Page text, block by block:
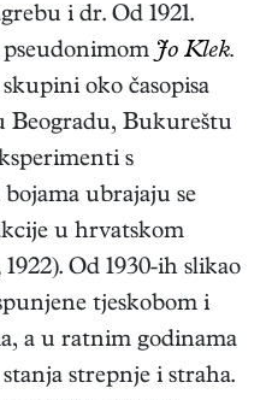
i dr. Od 1921.
pseudonimomJo Klek.
oko časopisa
Beogradu, Bukureštu
s
ubrajaju se
u hrvatskom
1922). Od 1930-ih slikao
tjeskobom i
a u ratnim godinama
strepnje i straha.